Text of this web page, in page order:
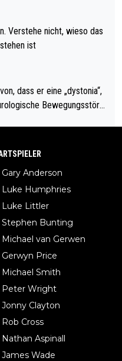
wundert mich: Luke Little
über Social Media GvV p
öfters mal gegen Ric
Verstehe nicht, wieso das
ist
dass er eine „dystonia“,
Bewegungsstöru
Fälle fälschlich psy
werden! Dafür müsste
Mentaltrainer gehen…
Gary Anderson
Luke Humphries
Luke Littler
Stephen Bunting
Michael van Gerwen
Gerwyn Price
Michael Smith
Peter Wright
Jonny Clayton
Rob Cross
Nathan Aspinall
James Wade